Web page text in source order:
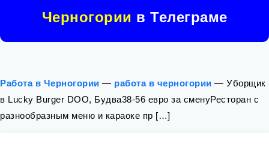
Черногории в Телеграме
Работа в Черногории — работа в черногории — Уборщик
в Lucky Burger DOO, Будва38-56 евро за сменуРесторан с
разнообразным меню и караоке пр […]